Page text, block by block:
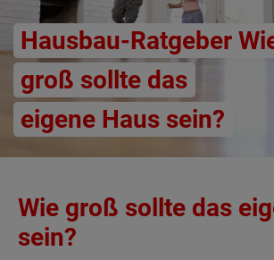
Hausbau-Ratgeber
groß sollte das
eigene Haus sein?
Wie groß sollte das
sein?